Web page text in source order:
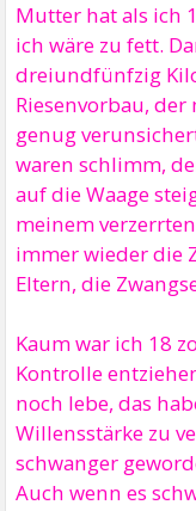
Mutter hat als ich
ich wäre zu fett.
dreiundfünfzig
Riesenvorbau, der
genug
waren schlimm,
auf die Waage
meinem
immer wieder die
Eltern, die
Kaum war ich 18
Kontrolle
noch lebe, das
Willensstärke zu
schwanger
Auch wenn es